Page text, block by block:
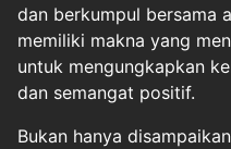
dan berkumpul bersama
memiliki makna yang
untuk mengungkapkan
dan semangat positif.
Bukan hanya